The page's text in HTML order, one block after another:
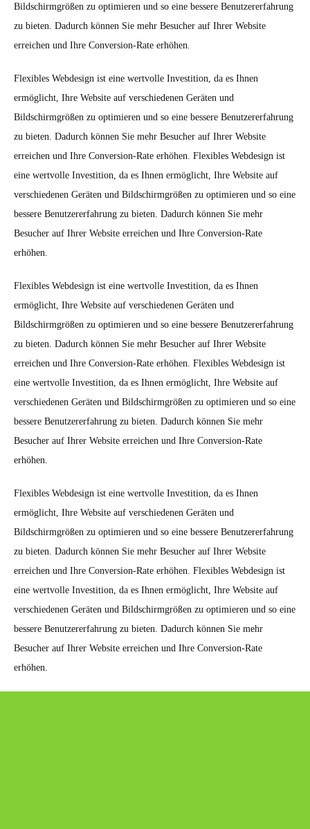
Bildschirmgrößen zu optimieren und so eine bessere Benutzererfahrung
zu bieten. Dadurch können Sie mehr Besucher auf Ihrer Website
erreichen und Ihre Conversion-Rate erhöhen.
Flexibles Webdesign ist eine wertvolle Investition, da es Ihnen
ermöglicht, Ihre Website auf verschiedenen Geräten und
Bildschirmgrößen zu optimieren und so eine bessere Benutzererfahrung
zu bieten. Dadurch können Sie mehr Besucher auf Ihrer Website
erreichen und Ihre Conversion-Rate erhöhen. Flexibles Webdesign ist
eine wertvolle Investition, da es Ihnen ermöglicht, Ihre Website auf
verschiedenen Geräten und Bildschirmgrößen zu optimieren und so eine
bessere Benutzererfahrung zu bieten. Dadurch können Sie mehr
Besucher auf Ihrer Website erreichen und Ihre Conversion-Rate
erhöhen.
Flexibles Webdesign ist eine wertvolle Investition, da es Ihnen
ermöglicht, Ihre Website auf verschiedenen Geräten und
Bildschirmgrößen zu optimieren und so eine bessere Benutzererfahrung
zu bieten. Dadurch können Sie mehr Besucher auf Ihrer Website
erreichen und Ihre Conversion-Rate erhöhen. Flexibles Webdesign ist
eine wertvolle Investition, da es Ihnen ermöglicht, Ihre Website auf
verschiedenen Geräten und Bildschirmgrößen zu optimieren und so eine
bessere Benutzererfahrung zu bieten. Dadurch können Sie mehr
Besucher auf Ihrer Website erreichen und Ihre Conversion-Rate
erhöhen.
Flexibles Webdesign ist eine wertvolle Investition, da es Ihnen
ermöglicht, Ihre Website auf verschiedenen Geräten und
Bildschirmgrößen zu optimieren und so eine bessere Benutzererfahrung
zu bieten. Dadurch können Sie mehr Besucher auf Ihrer Website
erreichen und Ihre Conversion-Rate erhöhen. Flexibles Webdesign ist
eine wertvolle Investition, da es Ihnen ermöglicht, Ihre Website auf
verschiedenen Geräten und Bildschirmgrößen zu optimieren und so eine
bessere Benutzererfahrung zu bieten. Dadurch können Sie mehr
Besucher auf Ihrer Website erreichen und Ihre Conversion-Rate
erhöhen.